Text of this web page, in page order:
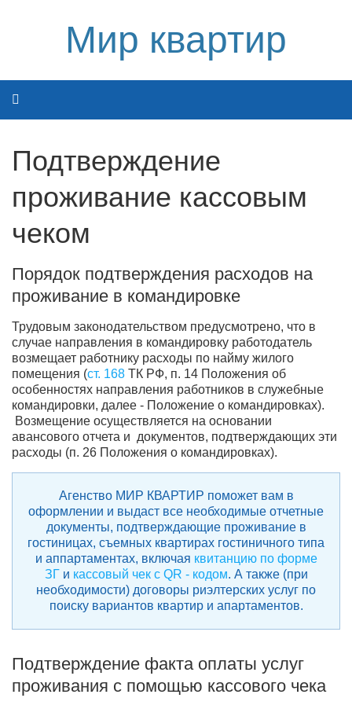
Мир квартир
Подтверждение
проживание кассовым
чеком
Порядок подтверждения расходов на
проживание в командировке
Трудовым законодательством предусмотрено, что в
случае направления в командировку работодатель
возмещает работнику расходы по найму жилого
помещения (ст. 168 ТК РФ, п. 14 Положения об
особенностях направления работников в служебные
командировки, далее - Положение о командировках).
Возмещение осуществляется на основании
авансового отчета и документов, подтверждающих эти
расходы (п. 26 Положения о командировках).
Агенство МИР КВАРТИР поможет вам в
оформлении и выдаст все необходимые отчетные
документы, подтверждающие проживание в
гостиницах, съемных квартирах гостиничного типа
и аппартаментах, включая квитанцию по форме
ЗГи кассовый чек с QR - кодом. А также (при
необходимости) договоры риэлтерских услуг по
поиску вариантов квартир и апартаментов.
Подтверждение факта оплаты услуг
проживания с помощью кассового чека